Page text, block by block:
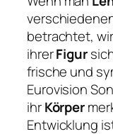
betrachtet,
ihrerFigur
frische und
Eurovision
ihrKörper
Entwicklung